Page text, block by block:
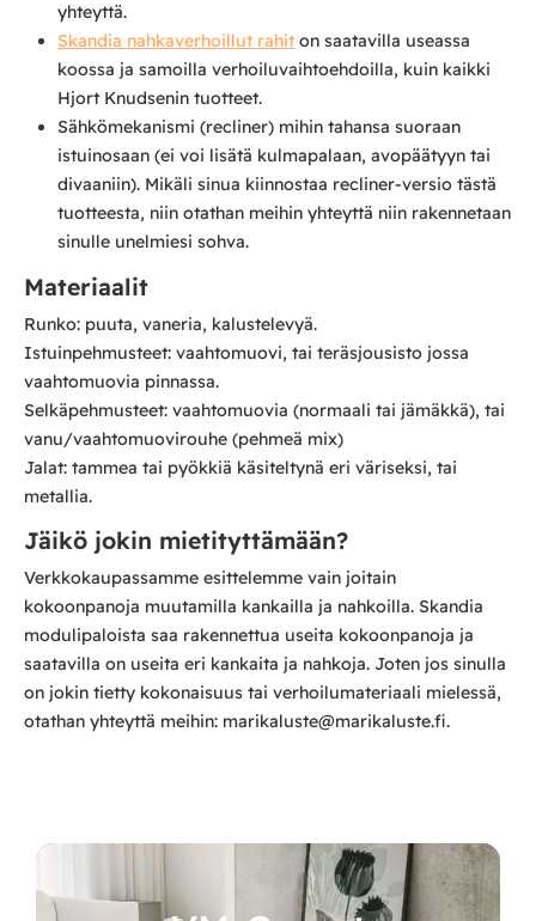
yhteyttä.
Skandia nahkaverhoillut rahit on saatavilla useassa
koossa ja samoilla verhoiluvaihtoehdoilla, kuin kaikki
Hjort Knudsenin tuotteet.
Sähkömekanismi (recliner) mihin tahansa suoraan
istuinosaan (ei voi lisätä kulmapalaan, avopäätyyn tai
divaaniin). Mikäli sinua kiinnostaa recliner-versio tästä
tuotteesta, niin otathan meihin yhteyttä niin rakennetaan
sinulle unelmiesi sohva.
Materiaalit
Runko: puuta, vaneria, kalustelevyä.
Istuinpehmusteet: vaahtomuovi, tai teräsjousisto jossa
vaahtomuovia pinnassa.
Selkäpehmusteet: vaahtomuovia (normaali tai jämäkkä), tai
vanu/vaahtomuovirouhe (pehmeä mix)
Jalat: tammea tai pyökkiä käsiteltynä eri väriseksi, tai
metallia.
Jäikö jokin mietityttämään?
Verkkokaupassamme esittelemme vain joitain
kokoonpanoja muutamilla kankailla ja nahkoilla. Skandia
modulipaloista saa rakennettua useita kokoonpanoja ja
saatavilla on useita eri kankaita ja nahkoja. Joten jos sinulla
on jokin tietty kokonaisuus tai verhoilumateriaali mielessä,
otathan yhteyttä meihin: marikaluste@marikaluste.fi.